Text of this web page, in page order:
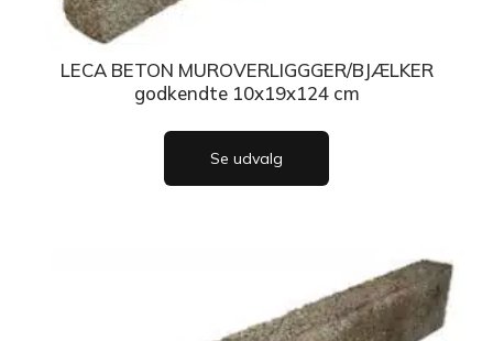
LECA BETON MUROVERLIGGGER/BJÆLKER
godkendte 10x19x124 cm
Se udvalg